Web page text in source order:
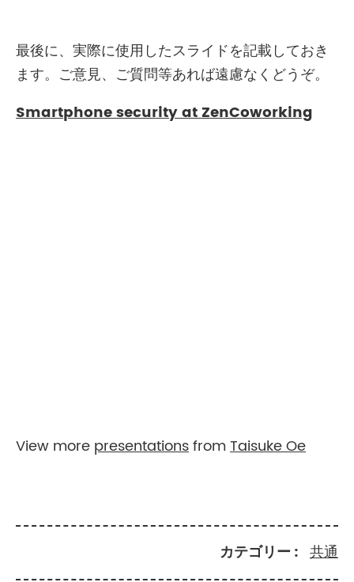
最後に、実際に使用したスライドを記載しておき
ます。ご意見、ご質問等あれば遠慮なくどうぞ。
Smartphone security at ZenCoworking
View more presentationsfrom Taisuke Oe
カテゴリー 共通